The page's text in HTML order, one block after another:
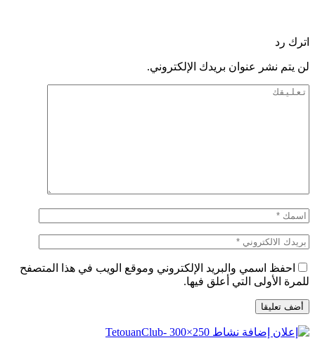
اترك رد
لن يتم نشر عنوان بريدك الإلكتروني.
احفظ اسمي والبريد الإلكتروني وموقع الويب في هذا المتصفح
للمرة الأولى التي أعلق فيها.